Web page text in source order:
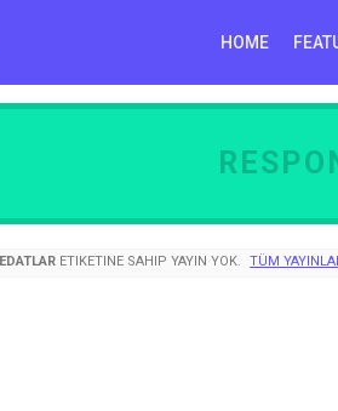
HOME
EDATLARETIKETINE SAHIP YAYIN YOK. TÜM